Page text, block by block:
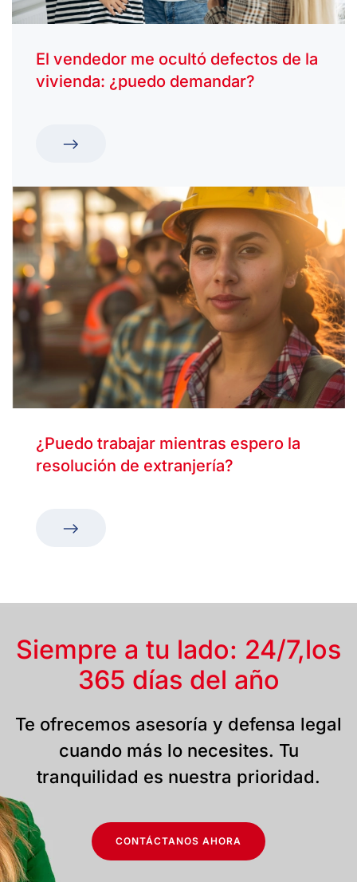
El vendedor me ocultó defectos de la
vivienda: ¿puedo demandar?
¿Puedo trabajar mientras espero la
resolución de extranjería?
Siempre a tu lado: 24/7,los
365 días del año
Te ofrecemos asesoría y defensa legal
cuando más lo necesites. Tu
tranquilidad es nuestra prioridad.
CONTÁCTANOS AHORA